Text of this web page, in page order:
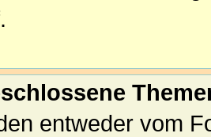
entweder vom